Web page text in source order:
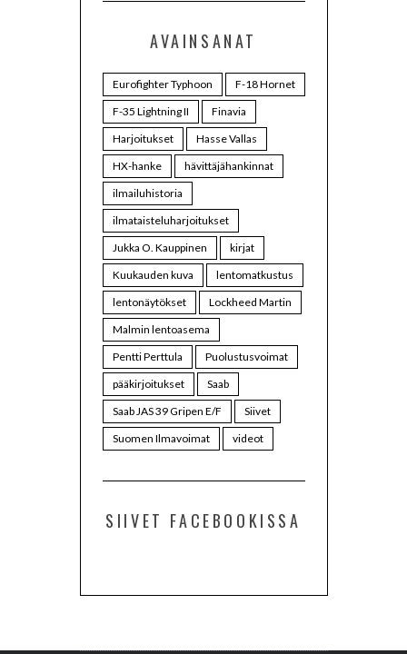
AVAINSANAT
Eurofighter Typhoon
F-18 Hornet
F-35 Lightning II
Finavia
Harjoitukset
Hasse Vallas
HX-hanke
hävittäjähankinnat
ilmailuhistoria
ilmataisteluharjoitukset
Jukka O. Kauppinen
kirjat
Kuukauden kuva
lentomatkustus
lentonäytökset
Lockheed Martin
Malmin lentoasema
Pentti Perttula
Puolustusvoimat
pääkirjoitukset
Saab
Saab JAS 39 Gripen E/F
Siivet
Suomen Ilmavoimat
videot
SIIVET FACEBOOKISSA